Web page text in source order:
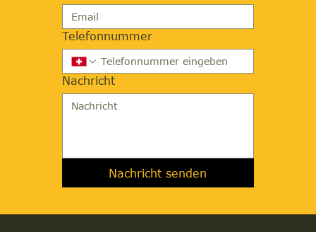
Telefonnummer
Nachricht
Nachricht senden